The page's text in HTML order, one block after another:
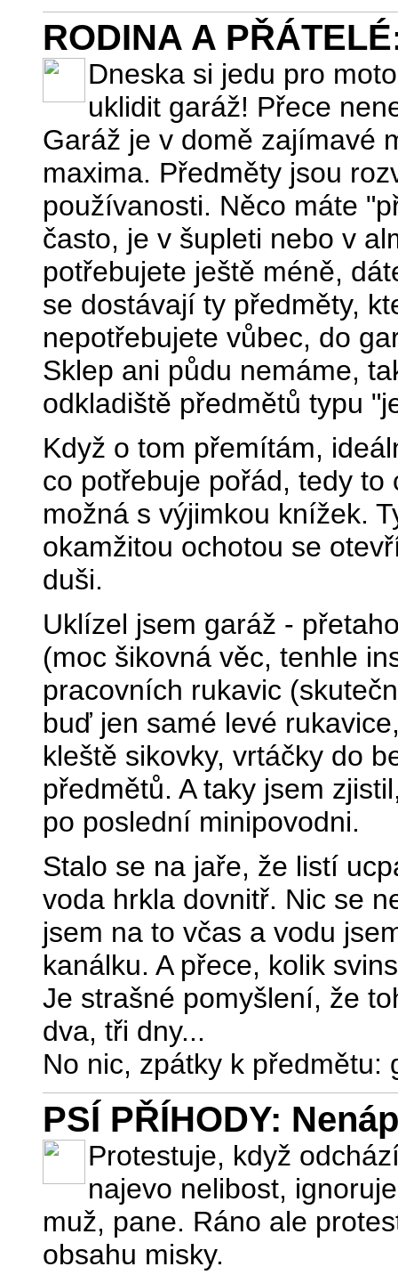
RODINA A
Dneska si jedu pro
uklidit garáž! Přece
Garáž je v domě zajímavé
maxima. Předměty jsou
používanosti. Něco máte
často, je v šupleti nebo v
potřebujete ještě méně,
se dostávají ty předměty,
nepotřebujete vůbec, do
Sklep ani půdu nemáme,
odkladiště předmětů typu
Když o tom přemítám,
co potřebuje pořád, tedy to
možná s výjimkou knížek.
okamžitou ochotou se
duši.
Uklízel jsem garáž -
(moc šikovná věc, tenhle
pracovních rukavic
buď jen samé levé
kleště sikovky, vrtáčky do
předmětů. A taky jsem
po poslední minipovodni.
Stalo se na jaře, že listí
voda hrkla dovnitř. Nic se
jsem na to včas a vodu
kanálku. A přece, kolik
Je strašné pomyšlení, že
dva, tři dny...
No nic, zpátky k předmětu:
PSÍ PŘÍHODY:
Protestuje, když
najevo nelibost,
muž, pane. Ráno ale
obsahu misky.